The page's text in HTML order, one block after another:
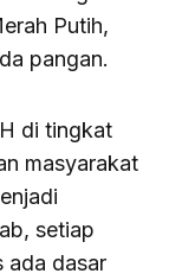
Putih,
pangan.
di tingkat
masyarakat
setiap
ada dasar